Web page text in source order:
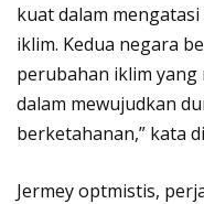
kuat dalam
iklim. Kedua negara
perubahan iklim
dalam mewujudkan
berketahanan,” kata
Jermey optmistis,